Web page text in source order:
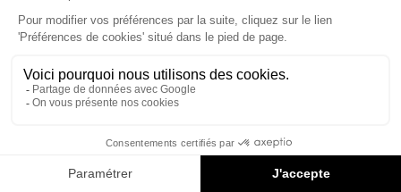
»
Kokkomäki expose une
âgées, de toutes origines, aux
allures et aux vies multiples